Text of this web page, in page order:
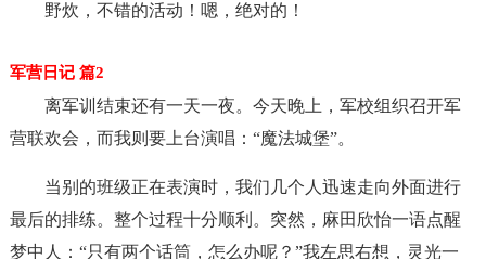
野炊，不错的活动！嗯，绝对的！
军营日记 篇2
离军训结束还有一天一夜。今天晚上，军校组织召开军
营联欢会，而我则要上台演唱：“魔法城堡”。
当别的班级正在表演时，我们几个人迅速走向外面进行
最后的排练。整个过程十分顺利。突然，麻田欣怡一语点醒
梦中人：“只有两个话筒，怎么办呢？”我左思右想，灵光一